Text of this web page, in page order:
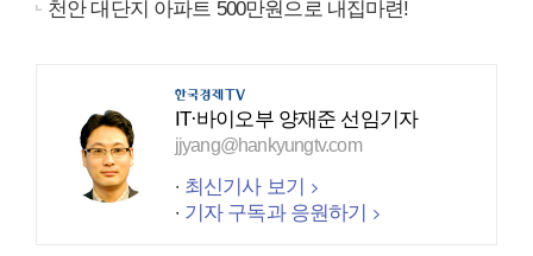
천안 대단지 아파트 500만원으로 내집마련!
IT·바이오부 양재준 선임기자
jjyang@hankyungtv.com
최신기사 보기
기자 구독과 응원하기